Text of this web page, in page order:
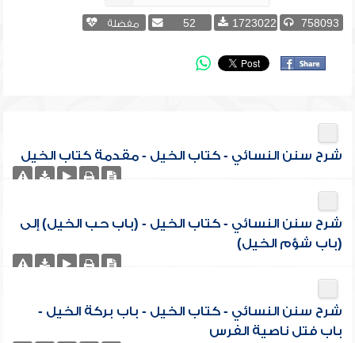
758093
1723022
52 مفضلة
شرح سنن النسائي - كتاب الخيل - مقدمة كتاب الخيل
شرح سنن النسائي - كتاب الخيل - (باب حب الخيل) إلى
(باب شؤم الخيل)
شرح سنن النسائي - كتاب الخيل - باب بركة الخيل -
باب فتل ناصية الفرس